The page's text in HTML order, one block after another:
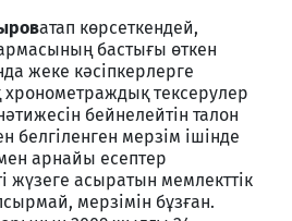
атап көрсеткендей,
бастығы өткен
жеке кәсіпкерлерге
хронометраждық тексерулер
бейнелейтін талон
мерзім ішінде
арнайы есептер
жүзеге асыратын мемлекттік
мерзімін бұзған.